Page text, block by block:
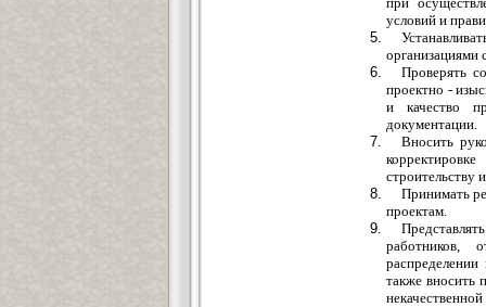
условий и
организациями
Проверять
проектно -
и качество
документации.
Вносить
строительству
Принимать
проектам.
работников,
также вносить